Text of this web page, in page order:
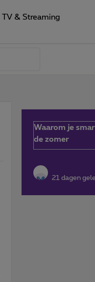
TV & Streaming
Waarom je
de zomer
21 dagen